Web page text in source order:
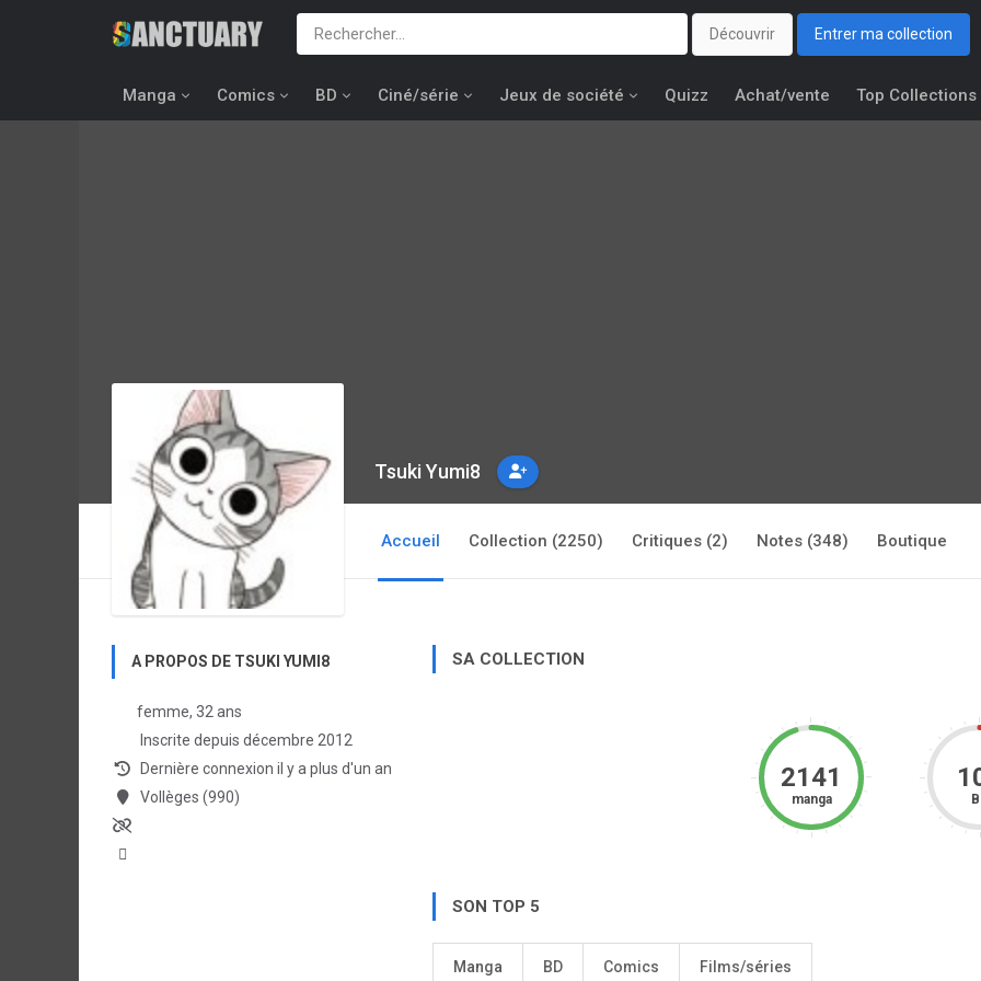
Découvrir Entrer ma collection
Manga Comics BD Ciné/série Jeux de société Quizz Achat/vente Top Collections
Tsuki Yumi8
Accueil Collection (2250) Critiques (2) Notes (348) Boutique
A PROPOS DE TSUKI YUMI8
femme, 32 ans
Inscrite depuis décembre 2012
Dernière connexion il y a plus d'un an
Vollèges (990)
SA COLLECTION
2141
manga
SON TOP 5
Manga BD Comics Films/séries